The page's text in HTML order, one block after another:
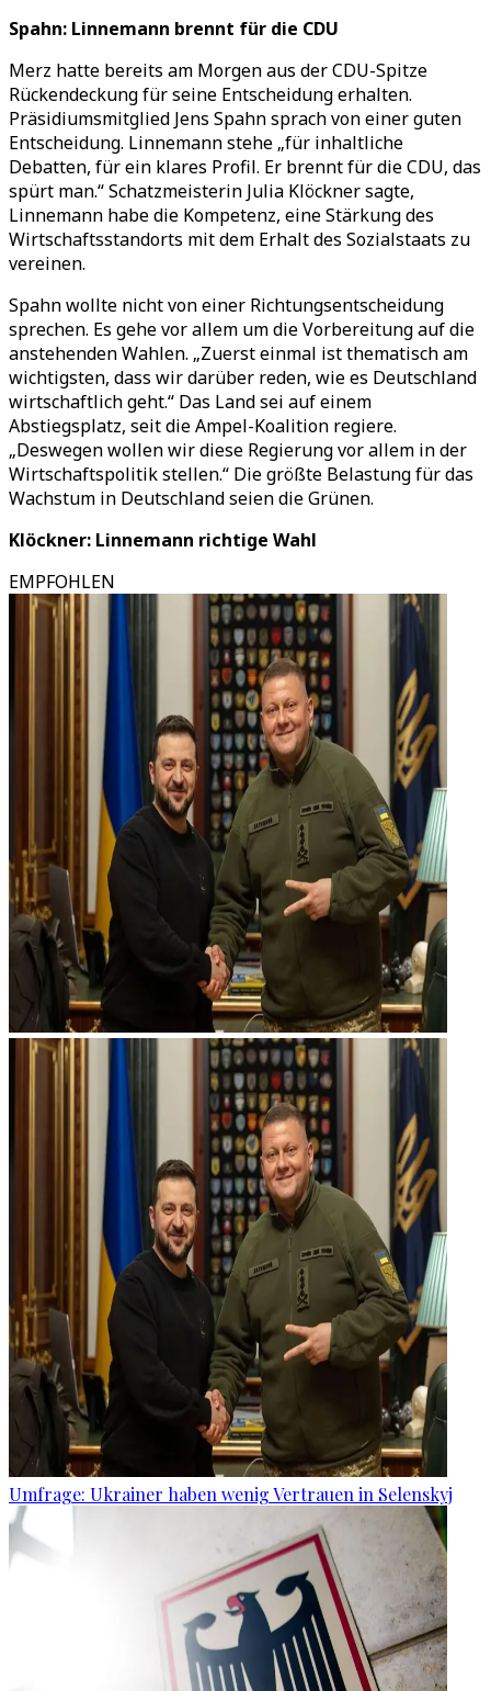
Spahn: Linnemann brennt für die CDU
Merz hatte bereits am Morgen aus der CDU-Spitze
Rückendeckung für seine Entscheidung erhalten.
Präsidiumsmitglied Jens Spahn sprach von einer guten
Entscheidung. Linnemann stehe „für inhaltliche
Debatten, für ein klares Profil. Er brennt für die CDU, das
spürt man.“ Schatzmeisterin Julia Klöckner sagte,
Linnemann habe die Kompetenz, eine Stärkung des
Wirtschaftsstandorts mit dem Erhalt des Sozialstaats zu
vereinen.
Spahn wollte nicht von einer Richtungsentscheidung
sprechen. Es gehe vor allem um die Vorbereitung auf die
anstehenden Wahlen. „Zuerst einmal ist thematisch am
wichtigsten, dass wir darüber reden, wie es Deutschland
wirtschaftlich geht.“ Das Land sei auf einem
Abstiegsplatz, seit die Ampel-Koalition regiere.
„Deswegen wollen wir diese Regierung vor allem in der
Wirtschaftspolitik stellen.“ Die größte Belastung für das
Wachstum in Deutschland seien die Grünen.
Klöckner: Linnemann richtige Wahl
EMPFOHLEN
Umfrage: Ukrainer haben wenig Vertrauen in Selenskyj